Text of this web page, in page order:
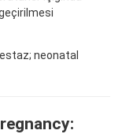
neonatal